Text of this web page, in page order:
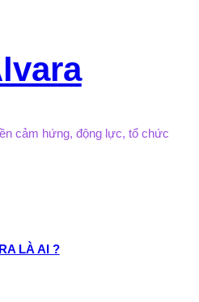
cảm hứng, động lực, tổ chức
LÀ AI ?